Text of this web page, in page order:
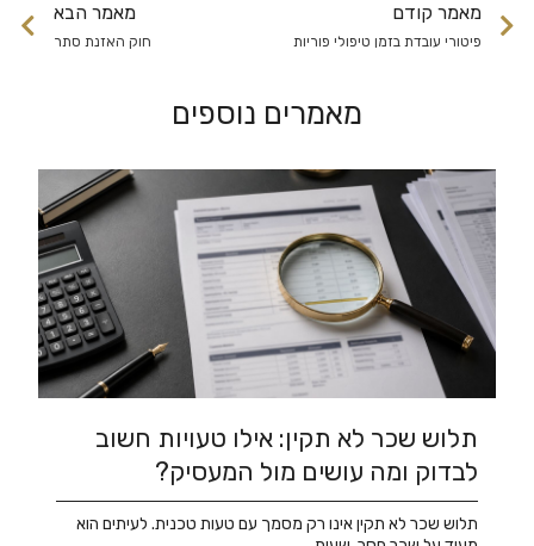
מאמר קודם
פיטורי עובדת בזמן טיפולי פוריות
מאמר הבא
חוק האזנת סתר
מאמרים נוספים
תלוש שכר לא תקין: אילו טעויות חשוב
לבדוק ומה עושים מול המעסיק?
תלוש שכר לא תקין אינו רק מסמך עם טעות טכנית. לעיתים הוא